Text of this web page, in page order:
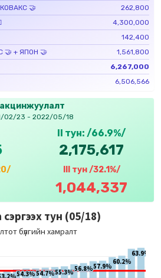
🤝
262,800
4,300,000
142,400
🤝 + ЯПОН 🤝
1,561,800
6,267,000
6,506,566
02/23 - 2022/05/18
/
II тун: /66.9%/
2,175,617
III тун /32.1%/
1,044,337